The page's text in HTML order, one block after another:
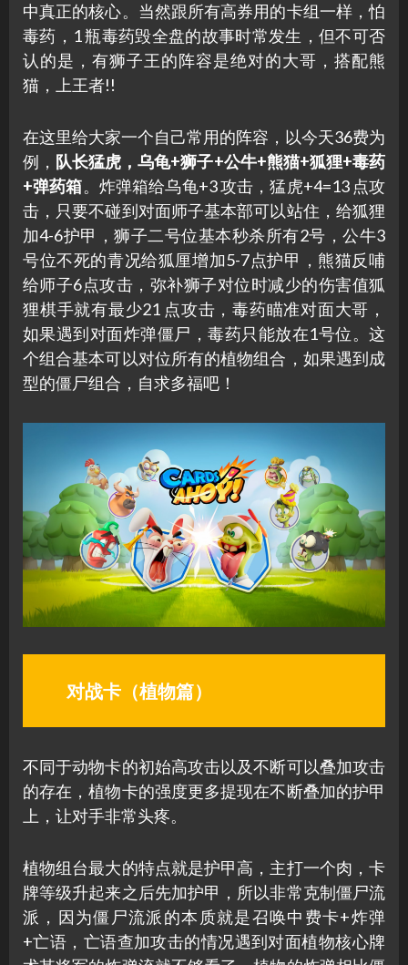
中真正的核心。当然跟所有高券用的卡组一样，怕
毒药，1 瓶毒药毁全盘的故事时常发生，但不可否
认的是，有狮子王的阵容是绝对的大哥，搭配熊
猫，上王者!!
在这里给大家一个自己常用的阵容，以今天36费为
例， 队长猛虎，乌龟+狮子+公牛+熊猫+狐狸+毒药
+弹药箱。炸弹箱给乌龟+3 攻击，猛虎+4=13 点攻
击，只要不碰到对面师子基本部可以站住，给狐狸
加4-6护甲，狮子二号位基本秒杀所有2号，公牛3
号位不死的青况给狐厘增加5-7点护甲，熊猫反哺
给师子6点攻击，弥补狮子对位时减少的伤害值狐
狸棋手就有最少21 点攻击，毒药瞄准对面大哥，
如果遇到对面炸弹僵尸，毒药只能放在1号位。这
个组合基本可以对位所有的植物组合，如果遇到成
型的僵尸组合，自求多福吧！
对战卡（植物篇）
不同于动物卡的初始高攻击以及不断可以叠加攻击
的存在，植物卡的强度更多提现在不断叠加的护甲
上，让对手非常头疼。
植物组台最大的特点就是护甲高，主打一个肉，卡
牌等级升起来之后先加护甲，所以非常克制僵尸流
派，因为僵尸流派的本质就是召唤中费卡+炸弹
+亡语，亡语查加攻击的情况遇到对面植物核心牌